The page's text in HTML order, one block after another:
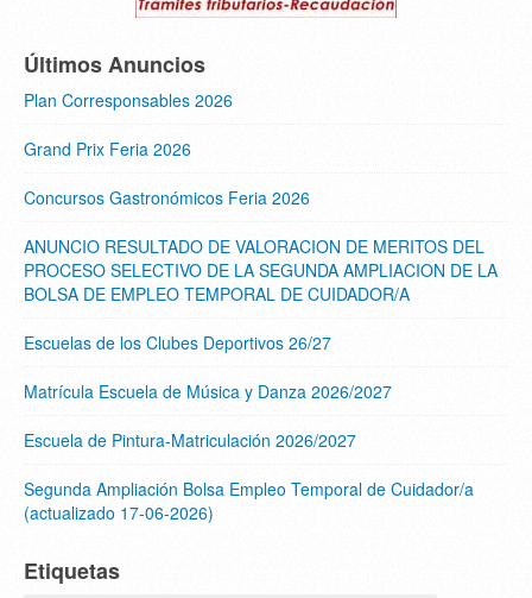
Últimos Anuncios
Plan Corresponsables 2026
Grand Prix Feria 2026
Concursos Gastronómicos Feria 2026
ANUNCIO RESULTADO DE VALORACION DE MERITOS DEL
PROCESO SELECTIVO DE LA SEGUNDA AMPLIACION DE LA
BOLSA DE EMPLEO TEMPORAL DE CUIDADOR/A
Escuelas de los Clubes Deportivos 26/27
Matrícula Escuela de Música y Danza 2026/2027
Escuela de Pintura-Matriculación 2026/2027
Segunda Ampliación Bolsa Empleo Temporal de Cuidador/a
(actualizado 17-06-2026)
Etiquetas